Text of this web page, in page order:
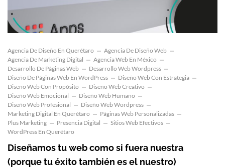
Agencia De Diseño En Querétaro
Agencia De Diseño Web
Agencia De Marketing Digital
Agencia Web En México
Desarrollo De Páginas Web
Desarrollo Web Wordpress
Diseño De Páginas Web En WordPress
Diseño Web Con Estrategia
Diseño Web Con Propósito
Diseño Web Creativo
Diseño Web Emocional
Diseño Web Humano
Diseño Web Profesional
Diseño Web Wordpress
Marketing Digital En Querétaro
Páginas Web Personalizadas
Plus Marketing
Presencia Digital
Sitios Web Efectivos
WordPress En Querétaro
Diseñamos tu web como si fuera nuestra
(porque tu éxito también es el nuestro)